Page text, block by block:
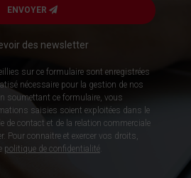
ENVOYER
des newsletter
sur ce formulaire sont enregistrées
nécessaire pour la gestion de nos
soumettant ce formulaire, vous
saisies soient exploitées dans le
de contact et de la relation commerciale
Pour connaitre et exercer vos droits,
politique de confidentialité